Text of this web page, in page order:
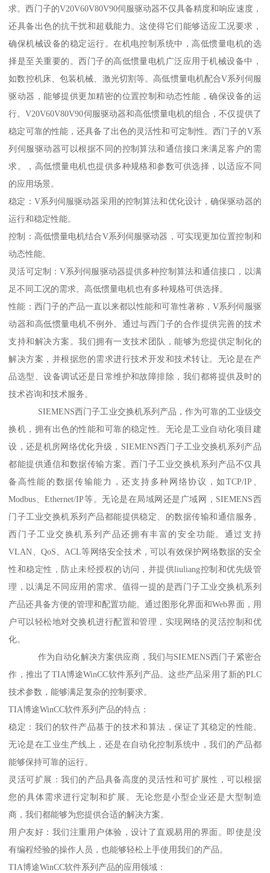
求。西门子的V20V60V80V90伺服驱动器不仅具备精度和响应速度，
还具备出色的抗干扰和超载能力。这使得它们能够适应工况要求，
确保机械设备的稳定运行。在机电控制系统中，高低惯量电机的选
择是至关重要的。西门子的高低惯量电机广泛应用于机械设备中，
如数控机床、包装机械、激光切割等。高低惯量电机配合V系列伺服
驱动器，能够提供更加精密的位置控制和动态性能，确保设备的运
行。V20V60V80V90伺服驱动器和高低惯量电机的组合，不仅提供了
稳定可靠的性能，还具备了出色的灵活性和可定制性。西门子的V系
列伺服驱动器可以根据不同的控制算法和通信接口来满足客户的需
求。，高低惯量电机也提供多种规格和参数可供选择，以适应不同
的应用场景。
稳定：V系列伺服驱动器采用的控制算法和优化设计，确保驱动器的
运行和稳定性能。
控制：高低惯量电机结合V系列伺服驱动器，可实现更加位置控制和
动态性能。
灵活可定制：V系列伺服驱动器提供多种控制算法和通信接口，以满
足不同工况的需求。高低惯量电机也有多种规格可供选择。
性能：西门子的产品一直以来都以性能和可靠性著称，V系列伺服驱
动器和高低惯量电机不例外。通过与西门子的合作提供完善的技术
支持和解决方案。我们拥有一支技术团队，能够为您提供定制化的
解决方案，并根据您的需求进行技术开发和技术转让。无论是在产
品选型、设备调试还是日常维护和故障排除，我们都将提供及时的
技术咨询和技术服务。
SIEMENS西门子工业交换机系列产品，作为可靠的工业级交
换机，拥有出色的性能和可靠的稳定性。无论是工业自动化项目建
设，还是机房网络优化升级，SIEMENS西门子工业交换机系列产品
都能提供通信和数据传输方案。西门子工业交换机系列产品不仅具
备高性能的数据传输能力，还支持多种网络协议，如TCP/IP、
Modbus、Ethernet/IP等。无论是在局域网还是广域网，SIEMENS西
门子工业交换机系列产品都能提供稳定、的数据传输和通信服务。
西门子工业交换机系列产品还拥有丰富的安全功能。通过支持
VLAN、QoS、ACL等网络安全技术，可以有效保护网络数据的安全
性和稳定性，防止未经授权的访问，并提供liuliang控制和优先级管
理，以满足不同应用的需求。值得一提的是西门子工业交换机系列
产品还具备方便的管理和配置功能。通过图形化界面和Web界面，用
户可以轻松地对交换机进行配置和管理，实现网络的灵活控制和优
化。
作为自动化解决方案供应商，我们与SIEMENS西门子紧密合
作，推出了TIA博途WinCC软件系列产品。这些产品采用了新的PLC
技术参数，能够满足复杂的控制要求。
TIA博途WinCC软件系列产品的特点：
稳定：我们的软件产品基于的技术和算法，保证了其稳定的性能。
无论是在工业生产线上，还是在自动化控制系统中，我们的产品都
能够保持可靠的运行。
灵活可扩展：我们的产品具备高度的灵活性和可扩展性，可以根据
您的具体需求进行定制和扩展。无论您是小型企业还是大型制造
商，我们都能够为您提供合适的解决方案。
用户友好：我们注重用户体验，设计了直观易用的界面。即使是没
有编程经验的操作人员，也能够轻松上手使用我们的产品。
TIA博途WinCC软件系列产品的应用领域：